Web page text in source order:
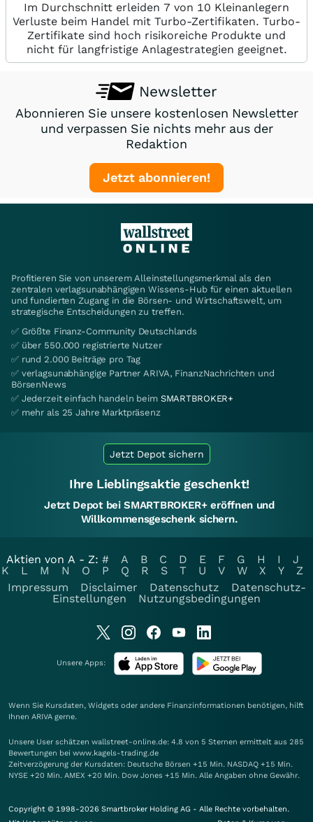
Im Durchschnitt erleiden 7 von 10 Kleinanlegern
Verluste beim Handel mit Turbo-Zertifikaten. Turbo-
Zertifikate sind hoch risikoreiche Produkte und
nicht für langfristige Anlagestrategien geeignet.
Newsletter
Abonnieren Sie unsere kostenlosen Newsletter
und verpassen Sie nichts mehr aus der
Redaktion
Jetzt abonnieren!
Profitieren Sie von unserem Alleinstellungsmerkmal als den
zentralen verlagsunabhängigen Wissens-Hub für einen aktuellen
und fundierten Zugang in die Börsen- und Wirtschaftswelt, um
strategische Entscheidungen zu treffen.
✅ Größte Finanz-Community Deutschlands
✅ über 550.000 registrierte Nutzer
✅ rund 2.000 Beiträge pro Tag
✅ verlagsunabhängige Partner ARIVA, FinanzNachrichten und
BörsenNews
✅ Jederzeit einfach handeln beim SMARTBROKER+
✅ mehr als 25 Jahre Marktpräsenz
Jetzt Depot sichern
Ihre Lieblingsaktie geschenkt!
Jetzt Depot bei SMARTBROKER+ eröffnen und
Willkommensgeschenk sichern.
Aktien von A - Z: # A B C D E F G H I
J
K
L M N O P Q R S T U V W X Y
Z
Impressum
Disclaimer Datenschutz
Datenschutz-
Einstellungen
Nutzungsbedingungen
Unsere Apps:
Wenn Sie Kursdaten, Widgets oder andere Finanzinformationen benötigen, hilft
Ihnen ARIVA gerne.
Unsere User schätzen wallstreet-online.de: 4.8 von 5 Sternen ermittelt aus 285
Bewertungen bei www.kagels-trading.de
Zeitverzögerung der Kursdaten: Deutsche Börsen +15 Min. NASDAQ +15 Min.
NYSE +20 Min. AMEX +20 Min. Dow Jones +15 Min. Alle Angaben ohne Gewähr.
Copyright © 1998-2026 Smartbroker Holding AG - Alle Rechte vorbehalten.